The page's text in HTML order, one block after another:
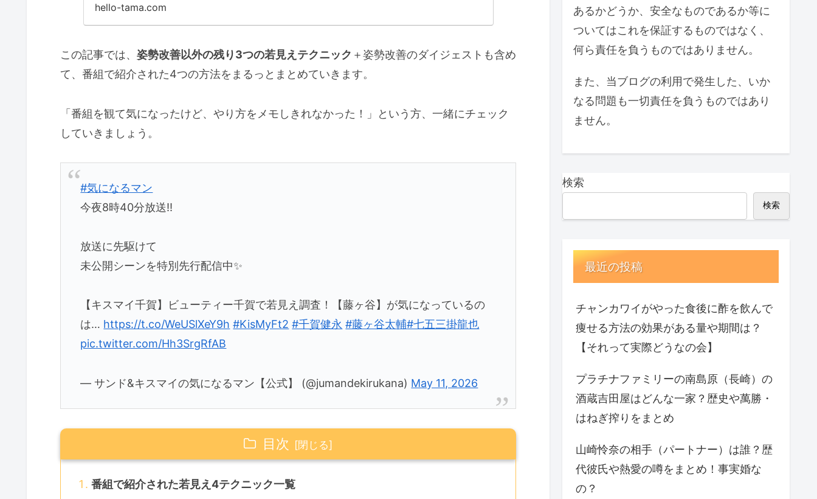
hello-tama.com
この記事では、 姿勢改善以外の残り3つの若見えテクニック ＋姿勢改善のダイジェストも含め
て、番組で紹介された4つの方法をまるっとまとめていきます。
「番組を観て気になったけど、やり方をメモしきれなかった！」という方、一緒にチェック
していきましょう。
#気になるマン
今夜8時40分放送‼️
放送に先駆けて
未公開シーンを特別先行配信中✨
【キスマイ千賀】ビューティー千賀で若見え調査！【藤ヶ谷】が気になっているの
は… https://t.co/WeUSlXeY9h #KisMyFt2 #千賀健永 #藤ヶ谷太輔#七五三掛龍也
pic.twitter.com/Hh3SrgRfAB
— サンド&キスマイの気になるマン【公式】 (@jumandekirukana) May 11, 2026
目次
番組で紹介された若見え4テクニック一覧
あるかどうか、安全なものであるか等に
ついてはこれを保証するものではなく、
何ら責任を負うものではありません。
また、当ブログの利用で発生した、いか
なる問題も一切責任を負うものではあり
ません。
検索
検索
最近の投稿
チャンカワイがやった食後に酢を飲んで
痩せる方法の効果がある量や期間は？
【それって実際どうなの会】
プラチナファミリーの南島原（長崎）の
酒蔵吉田屋はどんな一家？歴史や萬勝・
はねぎ搾りをまとめ
山崎怜奈の相手（パートナー）は誰？歴
代彼氏や熱愛の噂をまとめ！事実婚な
の？